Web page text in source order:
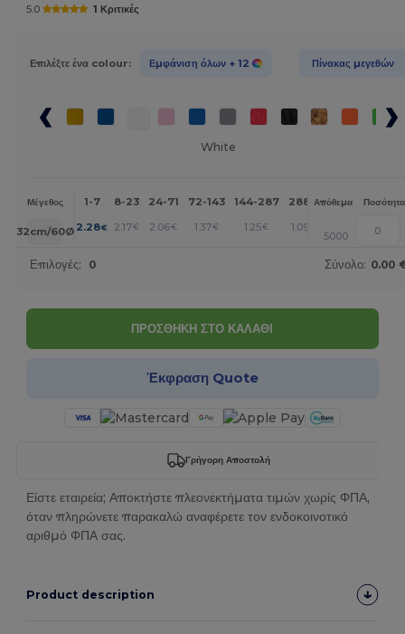
5.0 1 Κριτικές
Επιλέξτε ένα colour: Εμφάνιση όλων + 12 Πίνακας μεγεθών
White
Μέγεθος 1-7 8-23 24-71 72-143 144-287 288 + Περισσότερα
Απόθεμα Ποσότητα
32cm/60Ø 2.28€ 2.17€ 2.06€ 1.37€ 1.25€ 1.09
5000
Επιλογές: 0 Σύνολο: 0.00
ΠΡΟΣΘΗΚΗ ΣΤΟ ΚΑΛΑΘΙ
Έκφραση Quote
Γρήγορη Αποστολή
Είστε εταιρεία; Αποκτήστε πλεονεκτήματα τιμών χωρίς ΦΠΑ,
όταν πληρώνετε παρακαλώ αναφέρετε τον ενδοκοινοτικό
αριθμό ΦΠΑ σας.
Product description